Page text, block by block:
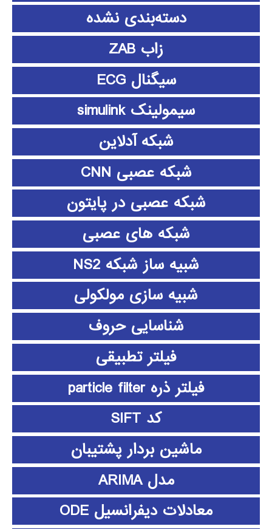
دسته‌بندی نشده
زاب ZAB
سیگنال ECG
سیمولینک simulink
شبکه آدلاین
شبکه عصبی CNN
شبکه عصبی در پایتون
شبکه های عصبی
شبیه ساز شبکه NS2
شبیه سازی مولکولی
شناسایی حروف
فیلتر تطبیقی
فیلتر ذره particle filter
کد SIFT
ماشین بردار پشتیبان
مدل ARIMA
معادلات دیفرانسیل ODE